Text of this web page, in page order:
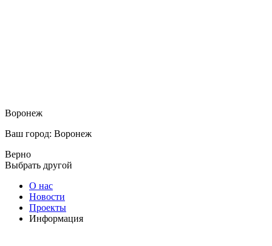
Воронеж
Ваш город: Воронеж
Верно
Выбрать другой
О нас
Новости
Проекты
Информация